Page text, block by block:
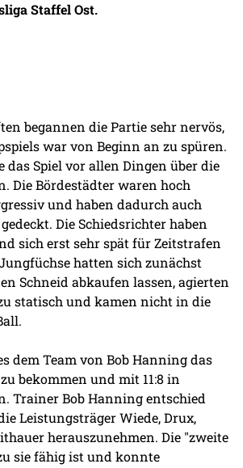
Staffel Ost.
begannen die Partie sehr nervös,
war von Beginn an zu spüren.
das Spiel vor allen Dingen über die
Die Bördestädter waren hoch
und haben dadurch auch
Die Schiedsrichter haben
sich erst sehr spät für Zeitstrafen
hatten sich zunächst
Schneid abkaufen lassen, agierten
statisch und kamen nicht in die
dem Team von Bob Hanning das
bekommen und mit 11:8 in
Trainer Bob Hanning entschied
Leistungsträger Wiede, Drux,
herauszunehmen. Die "zweite
sie fähig ist und konnte